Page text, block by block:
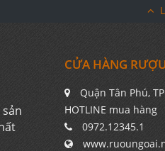
CỬA HÀNG
Quận Tân Phú,
HOTLINE mua hàng
0972.12345.1